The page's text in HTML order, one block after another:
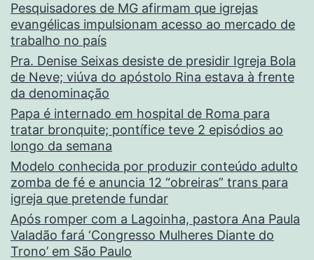
Pesquisadores de MG afirmam que igrejas
evangélicas impulsionam acesso ao mercado de
trabalho no país
Pra. Denise Seixas desiste de presidir Igreja Bola
de Neve; viúva do apóstolo Rina estava à frente
da denominação
Papa é internado em hospital de Roma para
tratar bronquite; pontífice teve 2 episódios ao
longo da semana
Modelo conhecida por produzir conteúdo adulto
zomba de fé e anuncia 12 “obreiras” trans para
igreja que pretende fundar
Após romper com a Lagoinha, pastora Ana Paula
Valadão fará ‘Congresso Mulheres Diante do
Trono’ em São Paulo